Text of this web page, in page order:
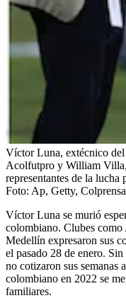
Víctor Luna, extécnico
Acolfutpro y William
representantes de la
Foto: Ap, Getty,
Víctor Luna se murió
colombiano. Clubes
Medellín expresaron sus
el pasado 28 de enero.
no cotizaron sus semanas
colombiano en 2022 se
familiares.